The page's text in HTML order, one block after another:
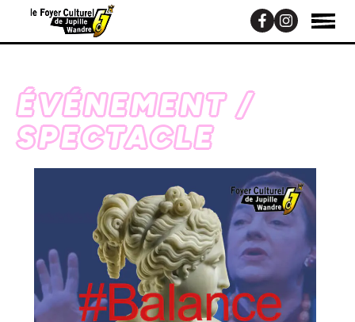
ÉVÉNEMENT /
SPECTACLE